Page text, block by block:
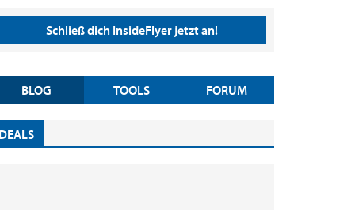
Schließ dich InsideFlyer jetzt an!
BLOG TOOLS FORUM
DEALS